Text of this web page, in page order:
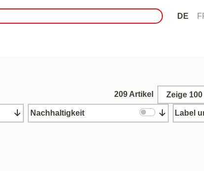
DE
209 Artikel Zeige 100
Nachhaltigkeit Label